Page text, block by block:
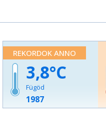
REKORDOK ANNO
3,8
Fügöd
1987